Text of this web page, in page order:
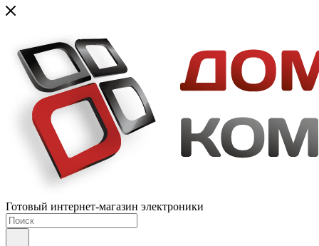
Готовый интернет-магазин электроники